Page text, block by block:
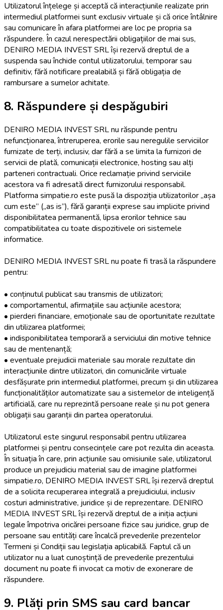
Utilizatorul înțelege și acceptă că interacțiunile realizate prin
intermediul platformei sunt exclusiv virtuale și că orice întâlnire
sau comunicare în afara platformei are loc pe propria sa
răspundere. În cazul nerespectării obligațiilor de mai sus,
DENIRO MEDIA INVEST SRL își rezervă dreptul de a
suspenda sau închide contul utilizatorului, temporar sau
definitiv, fără notificare prealabilă și fără obligația de
rambursare a sumelor achitate.
8. Răspundere și despăgubiri
DENIRO MEDIA INVEST SRL nu răspunde pentru
nefuncționarea, întreruperea, erorile sau neregulile serviciilor
furnizate de terți, inclusiv, dar fără a se limita la furnizori de
servicii de plată, comunicații electronice, hosting sau alți
parteneri contractuali. Orice reclamație privind serviciile
acestora va fi adresată direct furnizorului responsabil.
Platforma simpatie.ro este pusă la dispoziția utilizatorilor „așa
cum este” („as is”), fără garanții exprese sau implicite privind
disponibilitatea permanentă, lipsa erorilor tehnice sau
compatibilitatea cu toate dispozitivele ori sistemele
informatice.
DENIRO MEDIA INVEST SRL nu poate fi trasă la răspundere
pentru:
• conținutul publicat sau transmis de utilizatori;
• comportamentul, afirmațiile sau acțiunile acestora;
• pierderi financiare, emoționale sau de oportunitate rezultate
din utilizarea platformei;
• indisponibilitatea temporară a serviciului din motive tehnice
sau de mentenanță;
• eventuale prejudicii materiale sau morale rezultate din
interacțiunile dintre utilizatori, din comunicările virtuale
desfășurate prin intermediul platformei, precum și din utilizarea
funcționalităților automatizate sau a sistemelor de inteligență
artificială, care nu reprezintă persoane reale și nu pot genera
obligații sau garanții din partea operatorului.
Utilizatorul este singurul responsabil pentru utilizarea
platformei și pentru consecințele care pot rezulta din aceasta.
În situația în care, prin acțiunile sau omisiunile sale, utilizatorul
produce un prejudiciu material sau de imagine platformei
simpatie.ro, DENIRO MEDIA INVEST SRL își rezervă dreptul
de a solicita recuperarea integrală a prejudiciului, inclusiv
costuri administrative, juridice și de reprezentare. DENIRO
MEDIA INVEST SRL își rezervă dreptul de a iniția acțiuni
legale împotriva oricărei persoane fizice sau juridice, grup de
persoane sau entități care încalcă prevederile prezentelor
Termeni și Condiții sau legislația aplicabilă. Faptul că un
utilizator nu a luat cunoștință de prevederile prezentului
document nu poate fi invocat ca motiv de exonerare de
răspundere.
9. Plăți prin SMS sau card bancar